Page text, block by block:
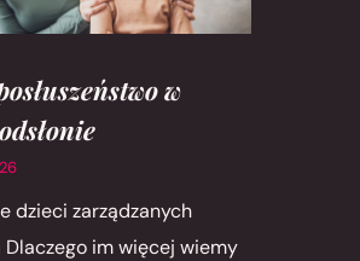
w
dzieci zarządzanych
Dlaczego im więcej wiemy